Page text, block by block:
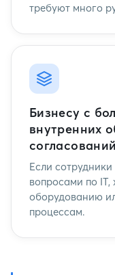
требуют много
Бизнесу с
внутренних
согласований
Если
вопросами по IT,
оборудованию
процессам.